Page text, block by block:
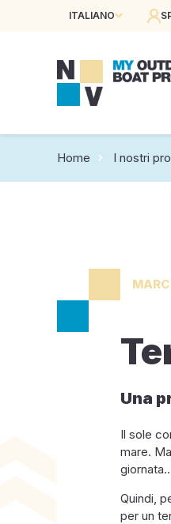
ITALIANO
Home I nostri
Una
Il sole
mare.
Quindi,
per un